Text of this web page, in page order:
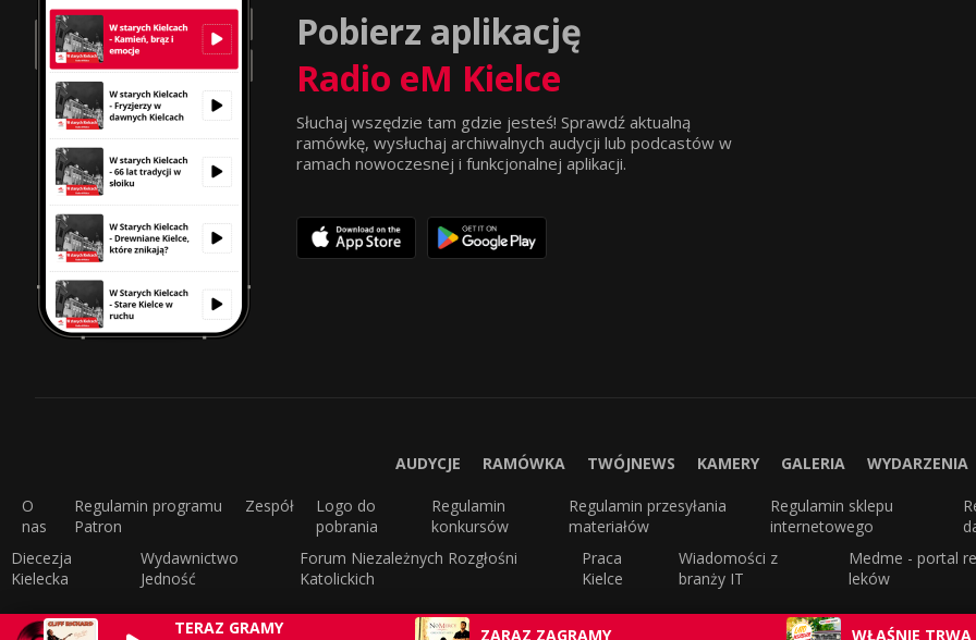
TERAZ GRAMY ZARAZ ZAGRAMY WŁAŚNIE TRWA
Pobierz aplikację
Radio eM Kielce
Słuchaj wszędzie tam gdzie jesteś! Sprawdź aktualną
ramówkę, wysłuchaj archiwalnych audycji lub podcastów w
ramach nowoczesnej i funkcjonalnej aplikacji.
AUDYCJE RAMÓWKA TWÓJNEWS KAMERY GALERIA WYDARZENIA
O
nas
Regulamin programu
Patron
Zespół
Logo do
pobrania
Regulamin
konkursów
Regulamin przesyłania
materiałów
Regulamin sklepu
internetowego
Diecezja
Kielecka
Wydawnictwo
Jedność
Forum Niezależnych Rozgłośni
Katolickich
Praca
Kielce
Wiadomości z
branży IT
Medme - portal
leków